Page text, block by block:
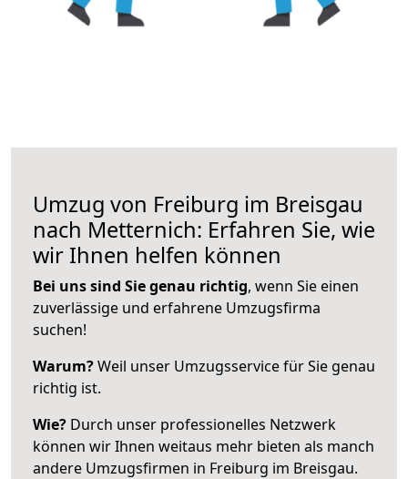
Umzug von Freiburg im Breisgau
nach Metternich: Erfahren Sie, wie
wir Ihnen helfen können
Bei uns sind Sie genau richtig, wenn Sie einen
zuverlässige und erfahrene Umzugsfirma
suchen!
Warum?Weil unser Umzugsservice für Sie genau
richtig ist.
Wie? Durch unser professionelles Netzwerk
können wir Ihnen weitaus mehr bieten als manch
andere Umzugsfirmen in Freiburg im Breisgau.